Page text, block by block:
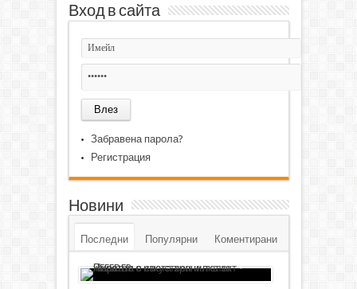
Вход в сайта
Забравена парола?
Регистрация
Новини
Последни Популярни Коментирани